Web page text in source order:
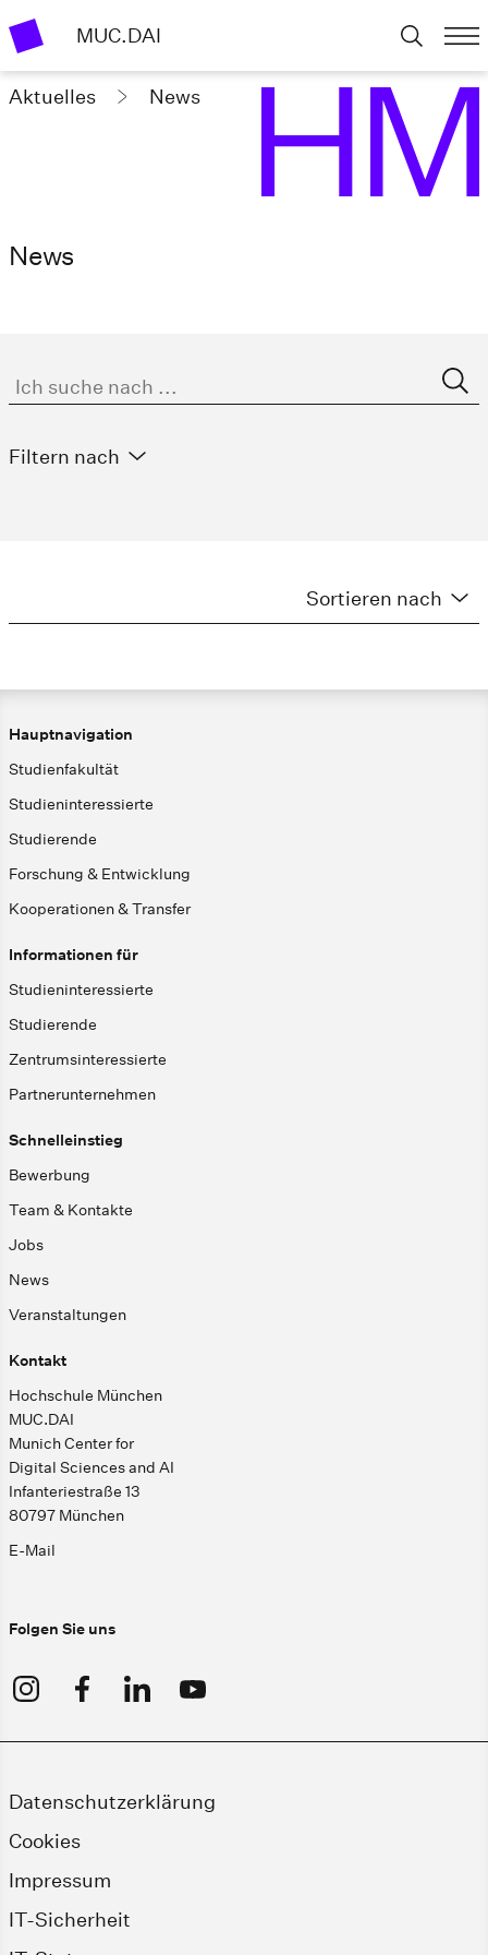
MUC.DAI
Aktuelles News
News
Filtern nach
Sortieren nach
Hauptnavigation
Studienfakultät
Studieninteressierte
Studierende
Forschung & Entwicklung
Kooperationen & Transfer
Informationen für
Studieninteressierte
Studierende
Zentrumsinteressierte
Partnerunternehmen
Schnelleinstieg
Bewerbung
Team & Kontakte
Jobs
News
Veranstaltungen
Kontakt
Hochschule München
MUC.DAI
Munich Center for
Digital Sciences and AI
Infanteriestraße 13
80797 München
E-Mail
Folgen Sie uns
Datenschutzerklärung
Cookies
Impressum
IT-Sicherheit